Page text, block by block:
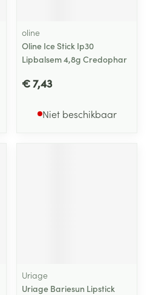
oline
Oline Ice Stick Ip30
Lipbalsem 4,8g Credophar
€ 7,43
Niet beschikbaar
Uriage
Uriage Bariesun Lipstick